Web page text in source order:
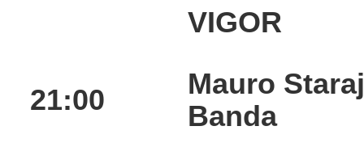
21:00
VIGOR
Mauro
Banda